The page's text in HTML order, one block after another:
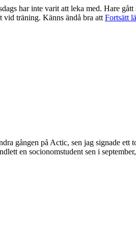
har inte varit att leka med. Hare
vid träning. Känns ändå bra att Fortsätt
gången på Actic, sen jag signade
en socionomstudent sen i